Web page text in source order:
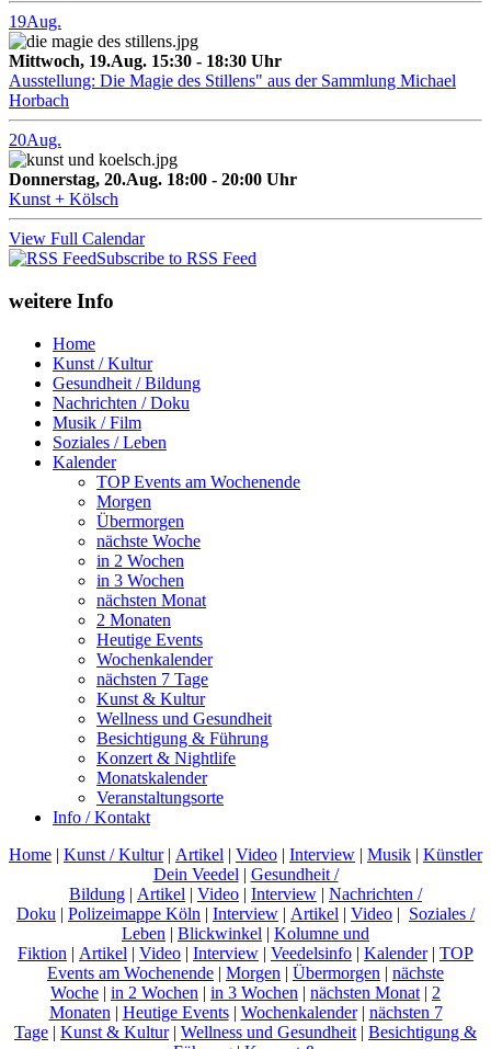
19Aug.
Mittwoch, 19.Aug. 15:30 - 18:30 Uhr
Ausstellung: Die Magie des Stillens" aus der Sammlung Michael
Horbach
20Aug.
Donnerstag, 20.Aug. 18:00 - 20:00 Uhr
Kunst + Kölsch
View Full Calendar
Subscribe to RSS Feed
weitere Info
Home
Kunst / Kultur
Gesundheit / Bildung
Nachrichten / Doku
Musik / Film
Soziales / Leben
Kalender
TOP Events am Wochenende
Morgen
Übermorgen
nächste Woche
in 2 Wochen
in 3 Wochen
nächsten Monat
2 Monaten
Heutige Events
Wochenkalender
nächsten 7 Tage
Kunst & Kultur
Wellness und Gesundheit
Besichtigung & Führung
Konzert & Nightlife
Monatskalender
Veranstaltungsorte
Info / Kontakt
Home | Kunst / Kultur| Artikel | Video | Interview | Musik | Künstler
Dein Veedel | Gesundheit /
Bildung | Artikel | Video | Interview | Nachrichten /
Doku | Polizeimappe Köln | Interview | Artikel | Video | Soziales /
Leben | Blickwinkel | Kolumne und
Fiktion | Artikel | Video | Interview | Veedelsinfo | Kalender| TOP
Events am Wochenende | Morgen | Übermorgen | nächste
Woche | in 2 Wochen | in 3 Wochen | nächsten Monat | 2
Monaten | Heutige Events| Wochenkalender| nächsten 7
Tage | Kunst & Kultur| Wellness und Gesundheit | Besichtigung &